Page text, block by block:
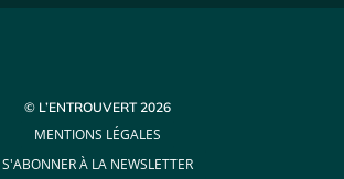
© L’ENTROUVERT 2026
MENTIONS LÉGALES
S'ABONNER À LA NEWSLETTER